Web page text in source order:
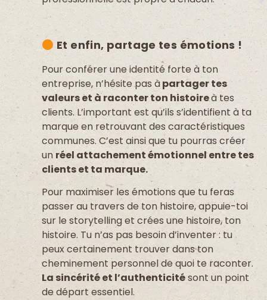
Et enfin, partage tes émotions !
Pour conférer une identité forte à ton
entreprise, n’hésite pas àpartager tes
valeurs et à raconter ton histoireà tes
clients. L’important est qu’ils s’identifient à ta
marque en retrouvant des caractéristiques
communes. C’est ainsi que tu pourras créer
unréel attachement émotionnel entre tes
clients et ta marque.
Pour maximiser les émotions que tu feras
passer au travers de ton histoire, appuie-toi
sur le storytelling et crées une histoire, ton
histoire. Tu n’as pas besoin d’inventer : tu
peux certainement trouver dans ton
cheminement personnel de quoi te raconter.
La sincérité et l’authenticitésont un point
de départ essentiel.